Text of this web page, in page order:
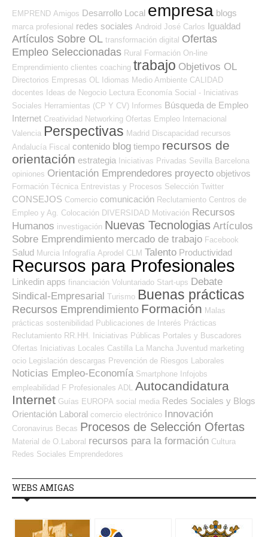
EMPREND Amigos Desarrollo Local empresa blogs
marca profesional redes sociales Android José Carlos Igualdad
Artículos Sobre OL transformación digital Ofertas
Empleo Seleccionadas Rural Formación On-line
Emprendimiento clientes coaching trabajo Objetivos OL
Directorios Empresas OL Idiomas Medio Ambiente CALIDAD
docentes Ideas de Negocio Lectura Economía Social - Iniciativas
Sociales Herramientas (CP Y CV) Informes Búsqueda de Empleo
Internet Creatividad Networking Ofertas Empleo Internacional
Valencia Perspectivas Madrid Discapacidad recursos
Andalucía Fiscal contenido blog tiempo recursos de
orientación estrategia Iniciativas Privadas Sevilla Barcelona
opiniones Orientación Emprendedores proyecto objetivos
Formación Técnica Entrevistas y Procesos Selección Twitter
CONSEJOS Comercio comunicación Reclutamiento Centros de
Empleo y Ag. Colocación DIVERSIDAD Motivación Recursos
Humanos investigación Nuevas Tecnologias Artículos
Sobre Emprendimiento mercado de trabajo Facebook
Salud Murcia Infografía Aprodel CLM Talento Productividad
Recursos para Profesionales
Linkedin apps financiación Voluntariado Start-ups Debate
Sindical-Empresarial Turismo Buenas prácticas
Recursos Emprendimiento Formación Malas
prácticas sostenibilidad Publicaciones de Interés Prácticas
Reclutamiento RR.HH.
Iniciativas Públicas Portales y Buscadores
Ofertas Iniciativas Locales Castilla La Mancha Juventud marketing
ocio Legislación descargas Prevención de Riesgos Laborales
Noticias Empleo-Economía Smartphone Infojobs
empleabilidad F Profesionales ADL Autocandidatura
Internet Guías EUROPA social media Redes Sociales y Blogs
Orientación Laboral comercio electrónico Innovación
Coronavirus Becas Procesos de Selección Ofertas
Material de O.Laboral recursos para la formación Cultura
Redes Sociales Emprendedores
WEBS AMIGAS